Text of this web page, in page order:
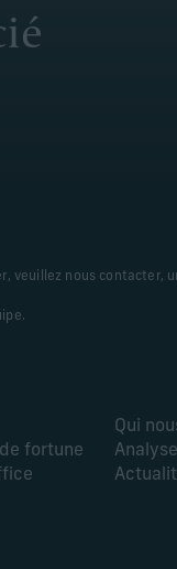
veuillez nous contacter,
fortune
Qui